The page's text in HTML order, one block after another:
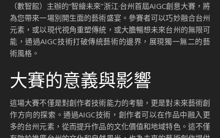
（數智館）主辦的“智繪未來”浙江·台州首屆AIGC創意大賽，將
為您帶來一場別開生面的藝術盛宴。參賽者可以巧妙融合台州
元素，或以現代視角重塑傳統，或大膽暢想未來台州的無限可
能，通過AIGC技術打破傳統藝術的邊界，展現獨一無二的藝
術風格。
大賽的意義與影響
這場大賽不僅是對創作者技術能力的考驗，更是對未來藝術創
作方向的探索。通過AIGC技術，創作者可以在作品中融入更
多的台州元素，從而提升作品的文化價值和地域特色。這不僅